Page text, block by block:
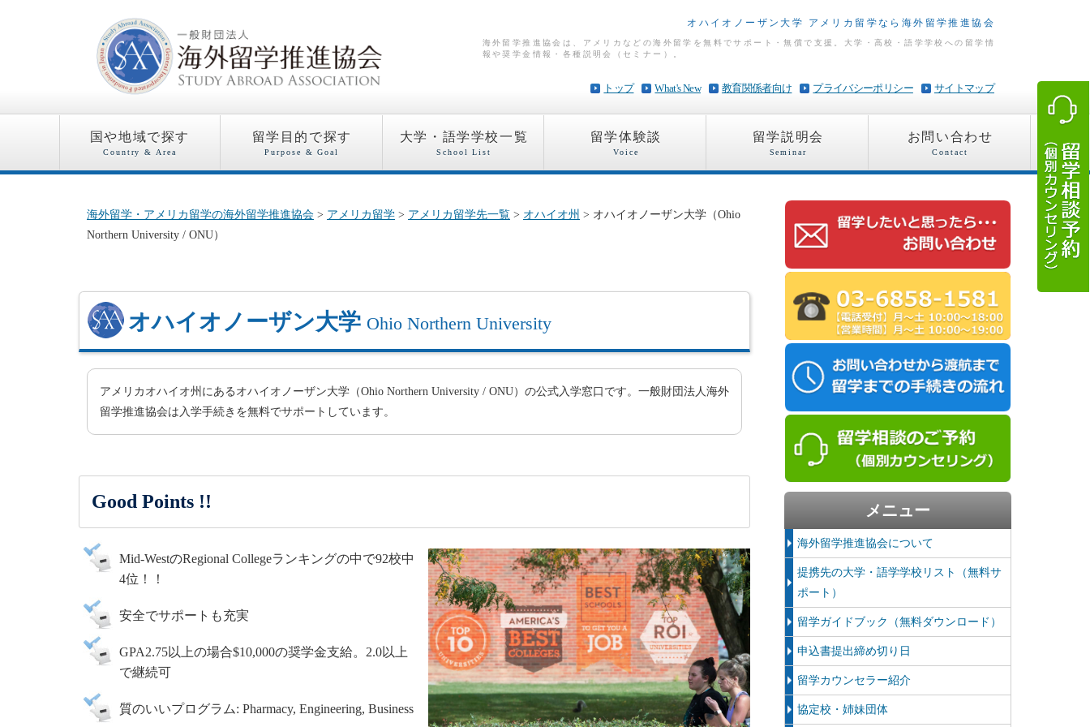
オハイオノーザン大学 アメリカ留学なら海外留学推進協会
海外留学推進協会は、アメリカなどの海外留学を無料でサポート・無償で支援。大学・高校・語学学校への留学情
報や奨学金情報・各種説明会（セミナー）。
サイトマップ
プライバシーポリシー
教育関係者向け
What's New
トップ
国や地域で探す
Country & Area
留学目的で探す
Purpose & Goal
大学・語学学校一覧
School List
留学体験談
Voice
留学説明会
Seminar
お問い合わせ
Contact
海外留学・アメリカ留学の海外留学推進協会 > アメリカ留学 > アメリカ留学先一覧 > オハイオ州 > オハイオノーザン大学（Ohio
Northern University / ONU）
オハイオノーザン大学 Ohio Northern University
アメリカオハイオ州にあるオハイオノーザン大学（Ohio Northern University / ONU）の公式入学窓口です。一般財団法人海外
留学推進協会は入学手続きを無料でサポートしています。
Good Points !!
Mid-WestのRegional Collegeランキングの中で92校中
4位！！
安全でサポートも充実
GPA2.75以上の場合$10,000の奨学金支給。2.0以上
で継続可
質のいいプログラム: Pharmacy, Engineering, Business
メニュー
海外留学推進協会について
提携先の大学・語学学校リスト（無料サ
ポート）
留学ガイドブック（無料ダウンロード）
申込書提出締め切り日
留学カウンセラー紹介
協定校・姉妹団体